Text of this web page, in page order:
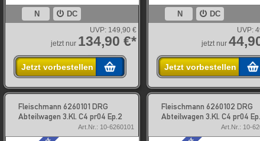
N DC
UVP: 149,90 €
jetzt nur 134,90 €*
Jetzt vorbestellen
N DC
UVP:
jetzt nur
Jetzt vorbestellen
Fleischmann 6260101 DRG
Abteilwagen 3.Kl. C4 pr04 Ep.2
Art.Nr.: 10-6260101
Fleischmann 6260102 DRG
Abteilwagen 3.Kl. C4 pr04
Art.Nr.: 10-